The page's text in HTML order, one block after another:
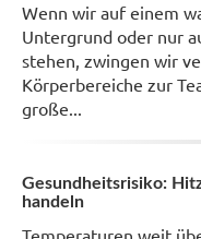
Wenn wir auf einem
Untergrund oder nur
stehen, zwingen wir
Körperbereiche zur
große...
Gesundheitsrisiko:
handeln